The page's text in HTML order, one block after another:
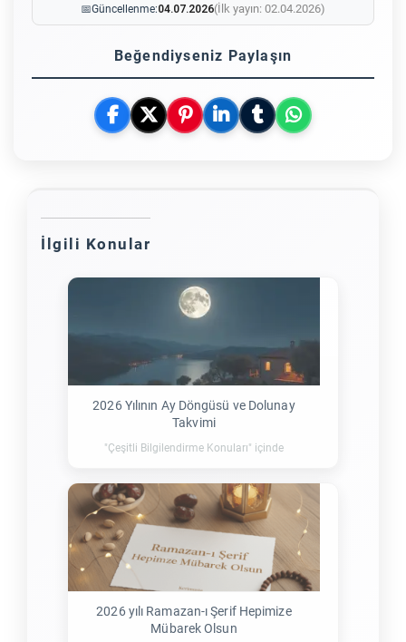
📅Güncellenme:04.07.2026(İlk yayın: 02.04.2026)
Beğendiyseniz Paylaşın
İlgili Konular
2026 Yılının Ay Döngüsü ve Dolunay
Takvimi
"Çeşitli Bilgilendirme Konuları" içinde
2026 yılı Ramazan-ı Şerif Hepimize
Mübarek Olsun